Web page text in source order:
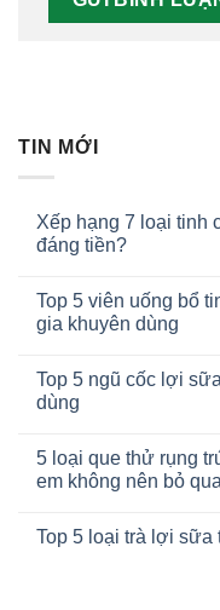
TIN MỚI
Xếp hạng 7 loại tinh
đáng tiền?
Top 5 viên uống bổ
gia khuyên dùng
Top 5 ngũ cốc lợi
dùng
5 loại que thử rụng
em không nên bỏ qua
Top 5 loại trà lợi sữa